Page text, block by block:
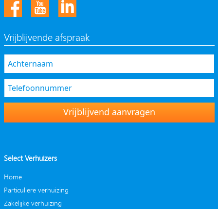
Vrijblijvende afspraak
Vrijblijvend aanvragen
Select Verhuizers
Home
Particuliere verhuizing
Zakelijke verhuizing